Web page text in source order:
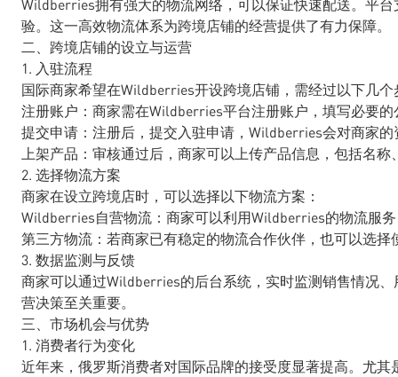
Wildberries拥有强大的物流网络，可以保证快速配送。平
验。这一高效物流体系为跨境店铺的经营提供了有力保障。
二、跨境店铺的设立与运营
1. 入驻流程
国际商家希望在Wildberries开设跨境店铺，需经过以下几个
注册账户：商家需在Wildberries平台注册账户，填写必要
提交申请：注册后，提交入驻申请，Wildberries会对商家
上架产品：审核通过后，商家可以上传产品信息，包括名
2. 选择物流方案
商家在设立跨境店时，可以选择以下物流方案：
Wildberries自营物流：商家可以利用Wildberries的物流服
第三方物流：若商家已有稳定的物流合作伙伴，也可以选择
3. 数据监测与反馈
商家可以通过Wildberries的后台系统，实时监测销售情况
营决策至关重要。
三、市场机会与优势
1. 消费者行为变化
近年来，俄罗斯消费者对国际品牌的接受度显著提高。尤